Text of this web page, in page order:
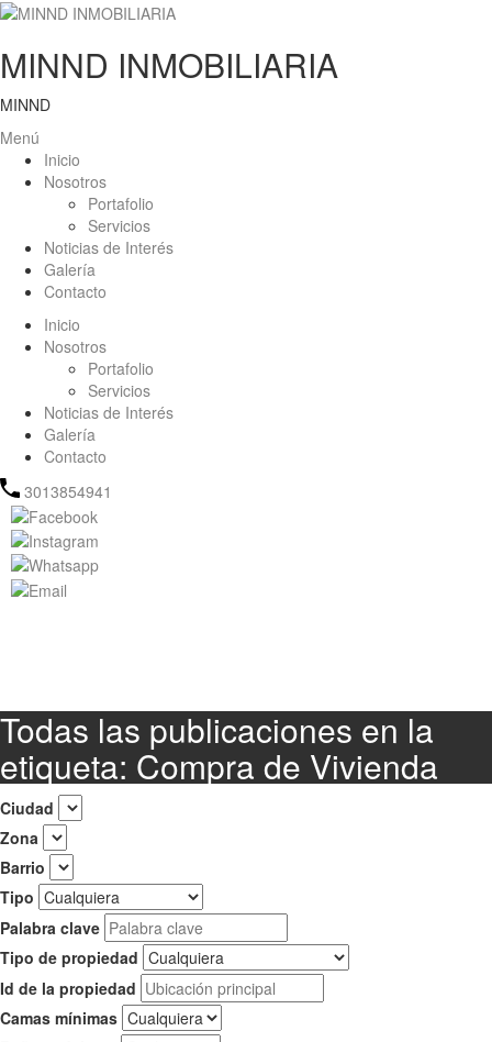
MINND INMOBILIARIA
MINND
Menú
Inicio
Nosotros
Portafolio
Servicios
Noticias de Interés
Galería
Contacto
Inicio
Nosotros
Portafolio
Servicios
Noticias de Interés
Galería
Contacto
3013854941
Todas las publicaciones en la
etiqueta: Compra de Vivienda
Ciudad
Zona
Barrio
Tipo
Palabra clave
Tipo de propiedad
Id de la propiedad
Camas mínimas